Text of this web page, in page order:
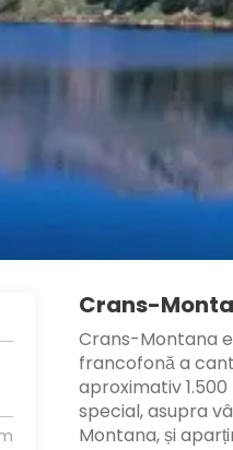
Crans-
Crans-Montana
francofonă a
aproximativ
special, asupra
Montana, și